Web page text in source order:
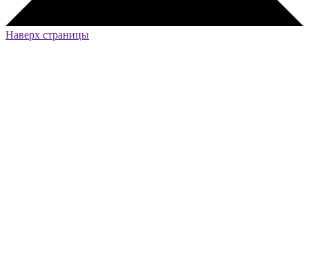
Наверх страницы